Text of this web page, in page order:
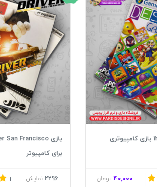
40,000 تومان
برای کامپیوتر
2296 نمایش 1